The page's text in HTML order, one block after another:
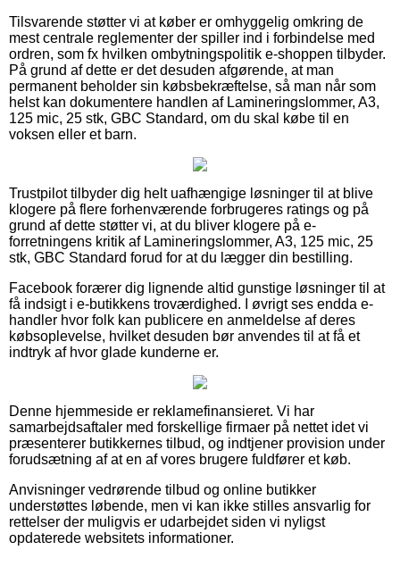
Tilsvarende støtter vi at køber er omhyggelig omkring de
mest centrale reglementer der spiller ind i forbindelse med
ordren, som fx hvilken ombytningspolitik e-shoppen tilbyder.
På grund af dette er det desuden afgørende, at man
permanent beholder sin købsbekræftelse, så man når som
helst kan dokumentere handlen af Lamineringslommer, A3,
125 mic, 25 stk, GBC Standard, om du skal købe til en
voksen eller et barn.
Trustpilot tilbyder dig helt uafhængige løsninger til at blive
klogere på flere forhenværende forbrugeres ratings og på
grund af dette støtter vi, at du bliver klogere på e-
forretningens kritik af Lamineringslommer, A3, 125 mic, 25
stk, GBC Standard forud for at du lægger din bestilling.
Facebook forærer dig lignende altid gunstige løsninger til at
få indsigt i e-butikkens troværdighed. I øvrigt ses endda e-
handler hvor folk kan publicere en anmeldelse af deres
købsoplevelse, hvilket desuden bør anvendes til at få et
indtryk af hvor glade kunderne er.
Denne hjemmeside er reklamefinansieret. Vi har
samarbejdsaftaler med forskellige firmaer på nettet idet vi
præsenterer butikkernes tilbud, og indtjener provision under
forudsætning af at en af vores brugere fuldfører et køb.
Anvisninger vedrørende tilbud og online butikker
understøttes løbende, men vi kan ikke stilles ansvarlig for
rettelser der muligvis er udarbejdet siden vi nyligst
opdaterede websitets informationer.